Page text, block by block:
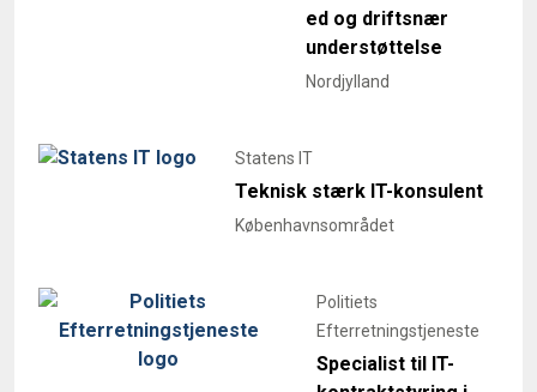
ed og driftsnær
understøttelse
Nordjylland
Statens IT
Teknisk stærk IT-konsulent
Københavnsområdet
Politiets
Efterretningstjeneste
Specialist til IT-